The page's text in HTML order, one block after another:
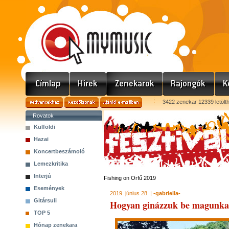
3422 zenekar 12339
Rovatok
Külföldi
Hazai
Koncertbeszámoló
Lemezkritika
Interjú
Események
Gitársuli
TOP 5
Hónap zenekara
Fishing on Orfű 2019
2019. június 28. | -gabriella-
Hogyan ginázzuk be